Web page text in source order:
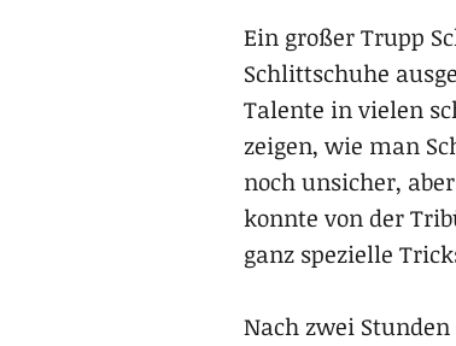
Ein großer Trupp
Schlittschuhe
Talente in vielen
zeigen, wie man
noch unsicher,
konnte von der
ganz spezielle
Nach zwei